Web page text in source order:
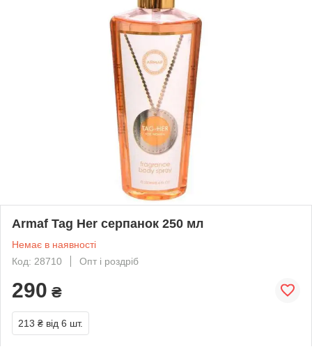
Armaf Tag Her серпанок 250 мл
Немає в наявності
Код: 28710
Опт і роздріб
290 ₴
213 ₴ від 6 шт.